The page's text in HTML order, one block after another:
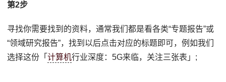
第2步
寻找你需要找到的资料，通常我们都是看各类“专题报告”或
“领域研究报告”，找到以后点击对应的标题即可，例如我们
选择这份「计算机行业深度：5G来临，关注三张表」;